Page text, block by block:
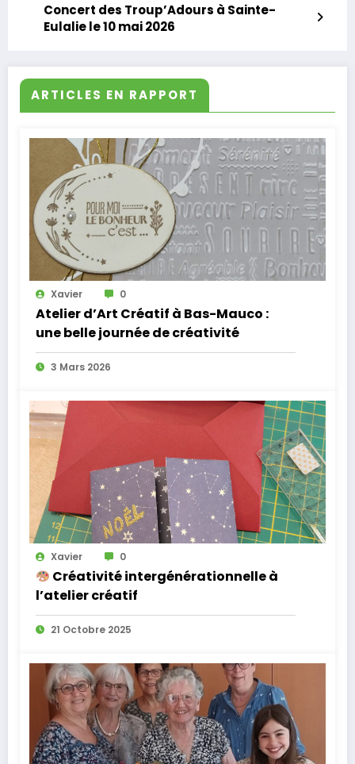
Concert des Troup’Adours à Sainte-
Eulalie le 10 mai 2026
ARTICLES EN RAPPORT
Xavier 0
Atelier d’Art Créatif à Bas-Mauco :
une belle journée de créativité
3 Mars 2026
Xavier 0
Créativité intergénérationnelle à
l’atelier créatif
21 Octobre 2025